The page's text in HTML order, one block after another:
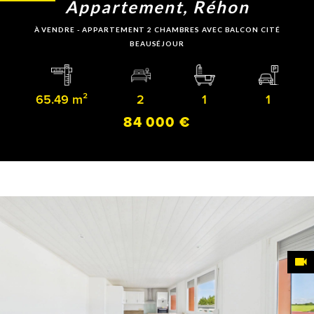
Appartement, Réhon
À VENDRE - APPARTEMENT 2 CHAMBRES AVEC BALCON CITÉ
BEAUSÉJOUR
65.49 m² 2 1 1
84 000 €